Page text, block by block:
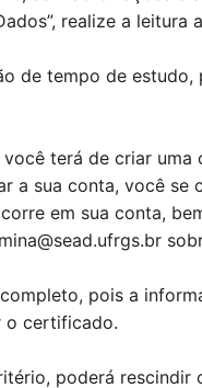
, realize a leitura
de tempo de estudo,
terá de criar
a sua conta, você
em sua conta,
pois a
o certificado.
poderá